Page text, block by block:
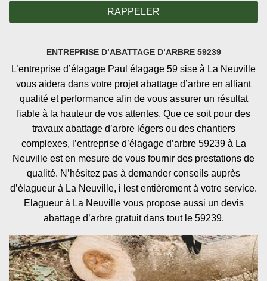
ENTREPRISE D’ABATTAGE D’ARBRE 59239
L’entreprise d’élagage Paul élagage 59 sise à La Neuville
vous aidera dans votre projet abattage d’arbre en alliant
qualité et performance afin de vous assurer un résultat
fiable à la hauteur de vos attentes. Que ce soit pour des
travaux abattage d’arbre légers ou des chantiers
complexes, l’entreprise d’élagage d’arbre 59239 à La
Neuville est en mesure de vous fournir des prestations de
qualité. N’hésitez pas à demander conseils auprès
d’élagueur à La Neuville, i lest entièrement à votre service.
Elagueur à La Neuville vous propose aussi un devis
abattage d’arbre gratuit dans tout le 59239.